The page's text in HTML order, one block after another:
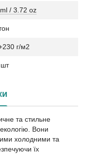
/ 3.72 oz
г/м2
та стильне
Вони
холодними та
їх